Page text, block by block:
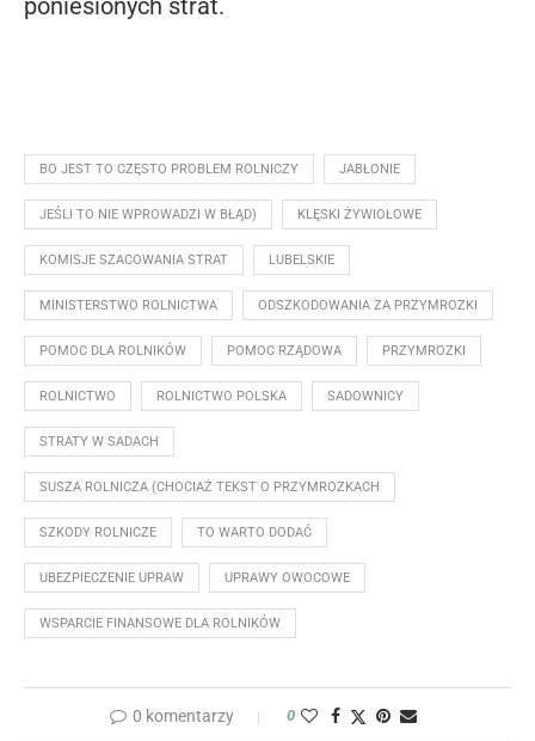
poniesionych strat.
BO JEST TO CZĘSTO PROBLEM ROLNICZY JABŁONIE
JEŚLI TO NIE WPROWADZI W BŁĄD) KLĘSKI ŻYWIOŁOWE
KOMISJE SZACOWANIA STRAT LUBELSKIE
MINISTERSTWO ROLNICTWA ODSZKODOWANIA ZA PRZYMROZKI
POMOC DLA ROLNIKÓW POMOC RZĄDOWA PRZYMROZKI
ROLNICTWO ROLNICTWO POLSKA SADOWNICY
STRATY W SADACH
SUSZA ROLNICZA (CHOCIAŻ TEKST O PRZYMROZKACH
SZKODY ROLNICZE TO WARTO DODAĆ
UBEZPIECZENIE UPRAW UPRAWY OWOCOWE
WSPARCIE FINANSOWE DLA ROLNIKÓW
0 komentarzy 0